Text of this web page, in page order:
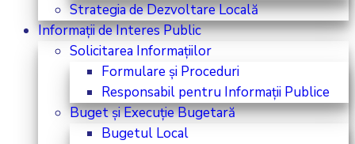
Strategia de Dezvoltare Locală
Informații de Interes Public
Solicitarea Informațiilor
Formulare și Proceduri
Responsabil pentru Informații Publice
Buget și Execuție Bugetară
Bugetul Local